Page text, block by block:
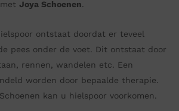
met Joya Schoenen.
ontstaat doordat er teveel
pees onder de voet. Dit ontstaat door
rennen, wandelen etc. Een
worden door bepaalde therapie.
kan u hielspoor voorkomen.